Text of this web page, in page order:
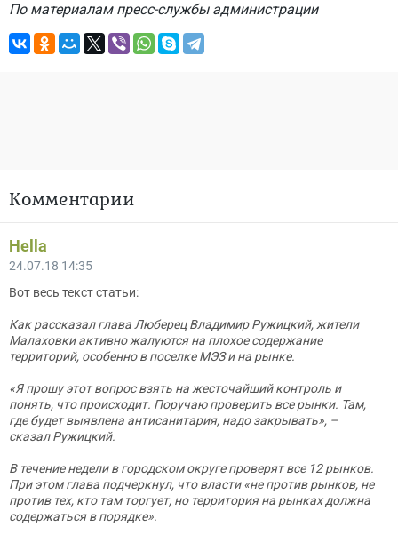
По материалам пресс-службы администрации
Комментарии
Hella
24.07.18 14:35
Вот весь текст статьи:
Как рассказал глава Люберец Владимир Ружицкий, жители
Малаховки активно жалуются на плохое содержание
территорий, особенно в поселке МЭЗ и на рынке.
«Я прошу этот вопрос взять на жесточайший контроль и
понять, что происходит. Поручаю проверить все рынки. Там,
где будет выявлена антисанитария, надо закрывать», –
сказал Ружицкий.
В течение недели в городском округе проверят все 12 рынков.
При этом глава подчеркнул, что власти «не против рынков, не
против тех, кто там торгует, но территория на рынках должна
содержаться в порядке».